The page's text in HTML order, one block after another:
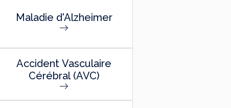
Maladie d'Alzheimer
Accident Vasculaire
Cérébral (AVC)